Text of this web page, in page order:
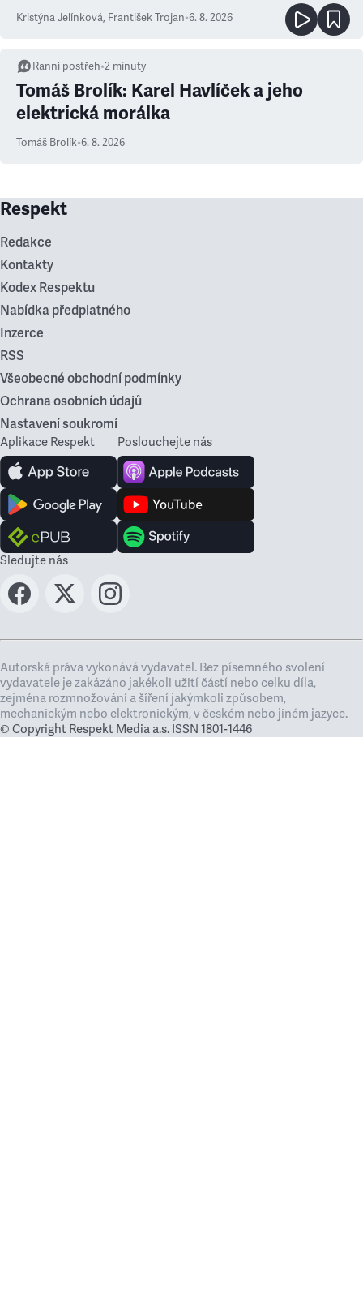
Kristýna Jelínková, František Trojan•6. 8. 2026
Ranní postřeh•2 minuty
Tomáš Brolík: Karel Havlíček a jeho
elektrická morálka
Tomáš Brolík•6. 8. 2026
Respekt
Redakce
Kontakty
Kodex Respektu
Nabídka předplatného
Inzerce
RSS
Všeobecné obchodní podmínky
Ochrana osobních údajů
Nastavení soukromí
Aplikace Respekt Poslouchejte nás
Sledujte nás
Autorská práva vykonává vydavatel. Bez písemného svolení
vydavatele je zakázáno jakékoli užití částí nebo celku díla,
zejména rozmnožování a šíření jakýmkoli způsobem,
mechanickým nebo elektronickým, v českém nebo jiném jazyce.
© Copyright Respekt Media a.s. ISSN 1801-1446